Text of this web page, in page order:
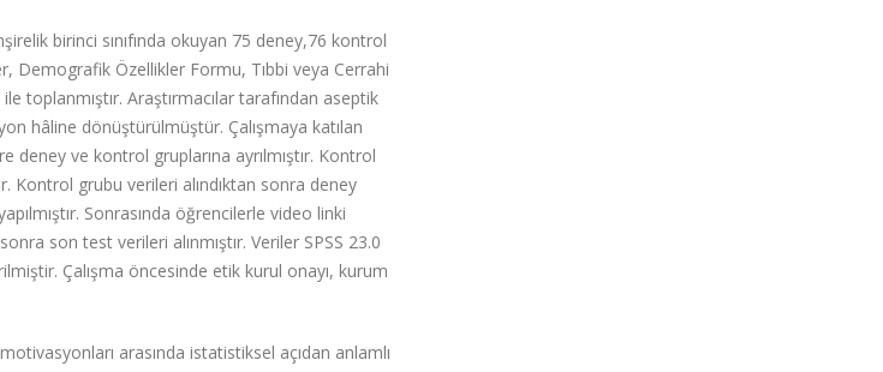
birinci sınıfında okuyan 75 deney,76 kontrol
Demografik Özellikler Formu, Tıbbi veya Cerrahi
toplanmıştır. Araştırmacılar tarafından aseptik
hâline dönüştürülmüştür. Çalışmaya katılan
deney ve kontrol gruplarına ayrılmıştır. Kontrol
Kontrol grubu verileri alındıktan sonra deney
Sonrasında öğrencilerle video linki
son test verileri alınmıştır. Veriler SPSS 23.0
Çalışma öncesinde etik kurul onayı, kurum
arasında istatistiksel açıdan anlamlı